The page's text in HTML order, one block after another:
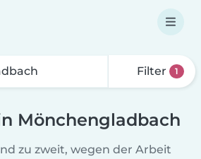
Filter 1
Mönchengladbach
zu zweit, wegen der Arbeit